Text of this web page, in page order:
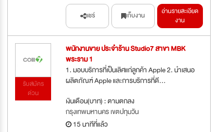
แชร์ เก็บงาน
อ่านรายละเอียด
งาน
รับสมัคร
ด่วน
พนักงานขาย ประจำร้าน Studio7 สาขา MBK
พระราม 1
1. มอบบริการที่เป็นเลิศแก่ลูกค้า Apple 2. นำเสนอ
ผลิตภัณฑ์ Apple และการบริการที่ดี...
เงินเดือน(บาท) : ตามตกลง
กรุงเทพมหานคร เขตปทุมวัน
15 นาทีที่แล้ว